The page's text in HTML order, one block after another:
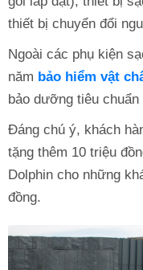
thiết bị chuyển đổi
Ngoài các phụ kiện
năm bảo hiểm vật
bảo dưỡng tiêu
Đáng chú ý, khách
tặng thêm 10 triệu
Dolphin cho những
đồng.